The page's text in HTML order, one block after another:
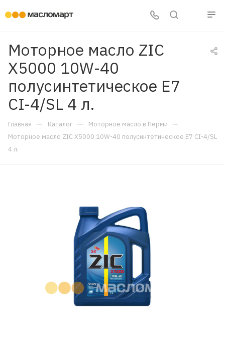
Моторное масло ZIC
X5000 10W-40
полусинтетическое E7
CI-4/SL 4 л.
Главная — Каталог — Моторное масло в Перми —
Моторное масло ZIC X5000 10W-40 полусинтетическое E7 CI-4/SL
4 л.